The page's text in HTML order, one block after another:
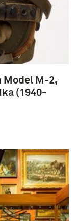
Model M-2,
(1940-